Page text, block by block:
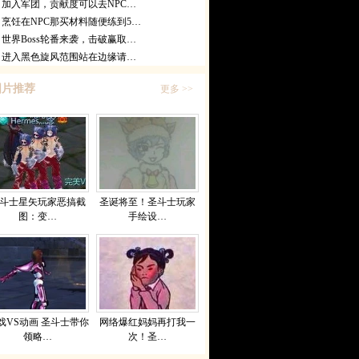
加入军团，贡献度可以去NPC…
烹饪在NPC那买材料随便练到5…
世界Boss轮番来袭，击破赢取…
进入黑色旋风范围站在边缘请…
推荐
士星矢玩家恶搞截
图：变…
圣诞将至！圣斗士玩家
手绘设…
VS动画 圣斗士带你
领略…
网络爆红妈妈再打我一
次！圣…
更多 >>